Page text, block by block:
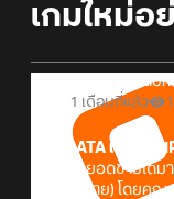
เกมใหม่อ
Online Station
1 เดือนที่แล้ว
PRAMATA เป็นเกม
(ทำยอดขายได้ม
วางจำหน่าย) โดยคุณ